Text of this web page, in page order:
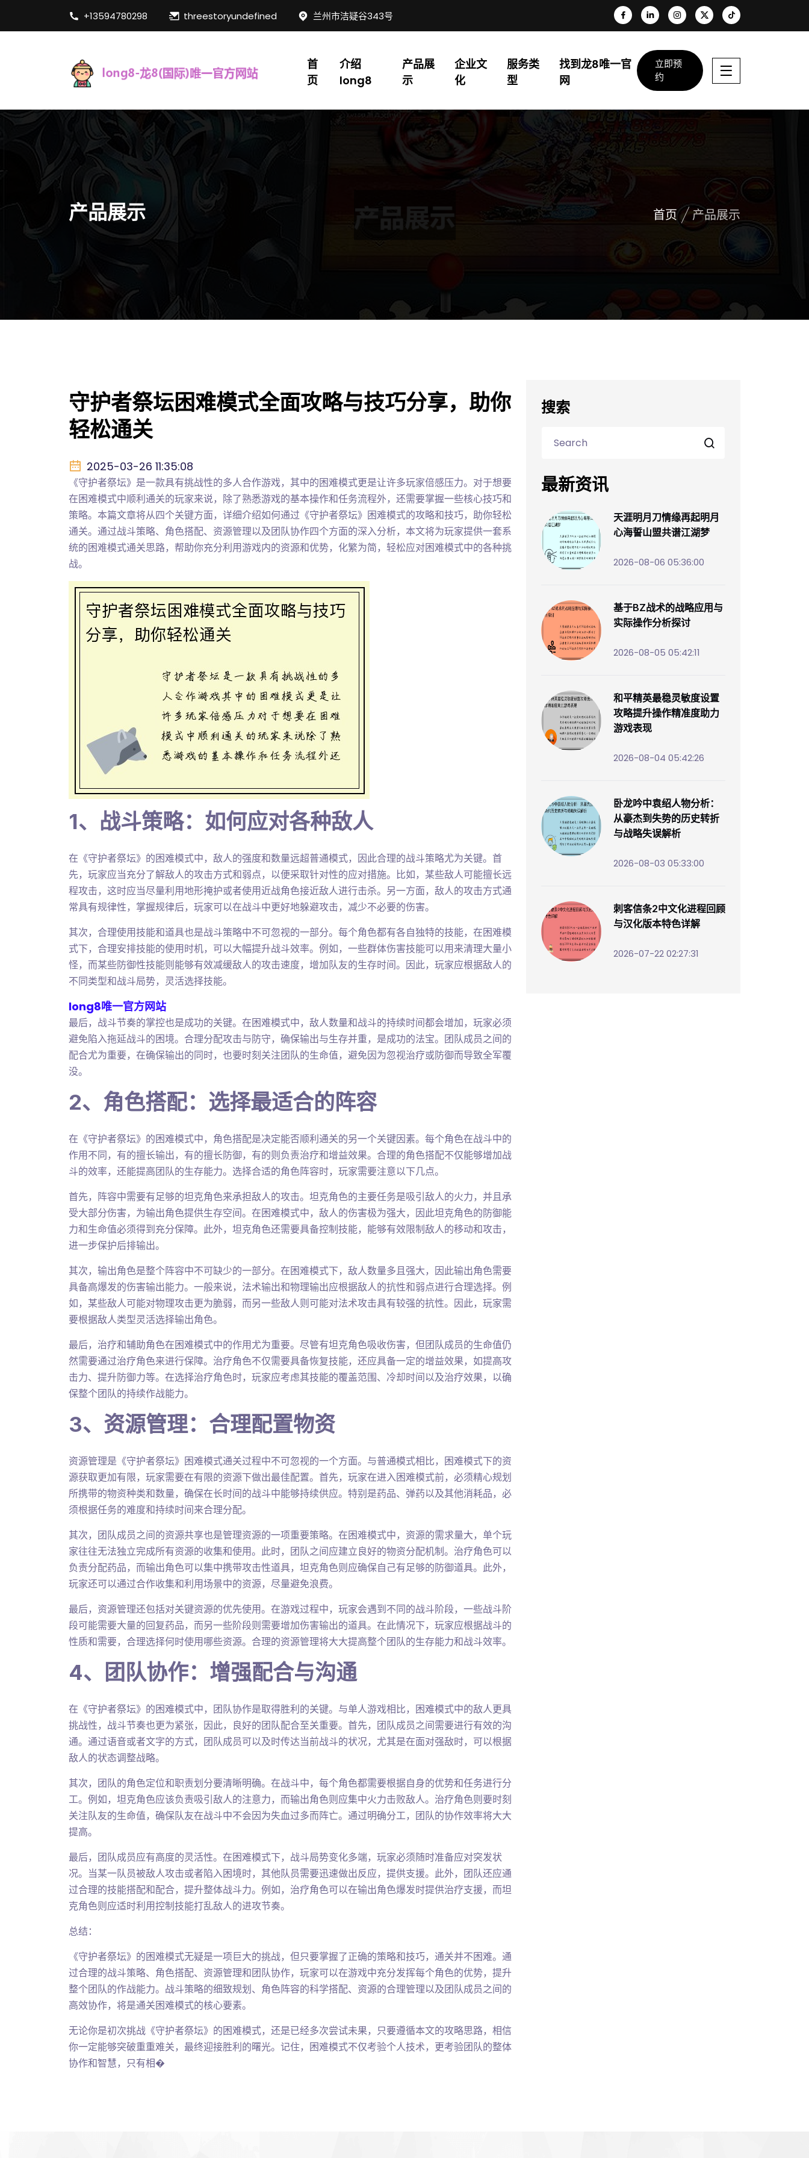
+13594780298 threestoryundefined 兰州市洁疑谷343号
首
页
介绍
long8
产品展
示
企业文
化
服务类
型
找到龙8唯一官
网
立即预
约
产品展示 首页 产品展示
守护者祭坛困难模式全面攻略与技巧分享，助你
轻松通关
2025-03-26 11:35:08
《守护者祭坛》是一款具有挑战性的多人合作游戏，其中的困难模式更是让许多玩家倍感压力。对于想要
在困难模式中顺利通关的玩家来说，除了熟悉游戏的基本操作和任务流程外，还需要掌握一些核心技巧和
策略。本篇文章将从四个关键方面，详细介绍如何通过《守护者祭坛》困难模式的攻略和技巧，助你轻松
通关。通过战斗策略、角色搭配、资源管理以及团队协作四个方面的深入分析，本文将为玩家提供一套系
统的困难模式通关思路，帮助你充分利用游戏内的资源和优势，化繁为简，轻松应对困难模式中的各种挑
战。
1、战斗策略：如何应对各种敌人
在《守护者祭坛》的困难模式中，敌人的强度和数量远超普通模式，因此合理的战斗策略尤为关键。首
先，玩家应当充分了解敌人的攻击方式和弱点，以便采取针对性的应对措施。比如，某些敌人可能擅长远
程攻击，这时应当尽量利用地形掩护或者使用近战角色接近敌人进行击杀。另一方面，敌人的攻击方式通
常具有规律性，掌握规律后，玩家可以在战斗中更好地躲避攻击，减少不必要的伤害。
其次，合理使用技能和道具也是战斗策略中不可忽视的一部分。每个角色都有各自独特的技能，在困难模
式下，合理安排技能的使用时机，可以大幅提升战斗效率。例如，一些群体伤害技能可以用来清理大量小
怪，而某些防御性技能则能够有效减缓敌人的攻击速度，增加队友的生存时间。因此，玩家应根据敌人的
不同类型和战斗局势，灵活选择技能。
long8唯一官方网站
最后，战斗节奏的掌控也是成功的关键。在困难模式中，敌人数量和战斗的持续时间都会增加，玩家必须
避免陷入拖延战斗的困境。合理分配攻击与防守，确保输出与生存并重，是成功的法宝。团队成员之间的
配合尤为重要，在确保输出的同时，也要时刻关注团队的生命值，避免因为忽视治疗或防御而导致全军覆
没。
2、角色搭配：选择最适合的阵容
在《守护者祭坛》的困难模式中，角色搭配是决定能否顺利通关的另一个关键因素。每个角色在战斗中的
作用不同，有的擅长输出，有的擅长防御，有的则负责治疗和增益效果。合理的角色搭配不仅能够增加战
斗的效率，还能提高团队的生存能力。选择合适的角色阵容时，玩家需要注意以下几点。
首先，阵容中需要有足够的坦克角色来承担敌人的攻击。坦克角色的主要任务是吸引敌人的火力，并且承
受大部分伤害，为输出角色提供生存空间。在困难模式中，敌人的伤害极为强大，因此坦克角色的防御能
力和生命值必须得到充分保障。此外，坦克角色还需要具备控制技能，能够有效限制敌人的移动和攻击，
进一步保护后排输出。
其次，输出角色是整个阵容中不可缺少的一部分。在困难模式下，敌人数量多且强大，因此输出角色需要
具备高爆发的伤害输出能力。一般来说，法术输出和物理输出应根据敌人的抗性和弱点进行合理选择。例
如，某些敌人可能对物理攻击更为脆弱，而另一些敌人则可能对法术攻击具有较强的抗性。因此，玩家需
要根据敌人类型灵活选择输出角色。
最后，治疗和辅助角色在困难模式中的作用尤为重要。尽管有坦克角色吸收伤害，但团队成员的生命值仍
然需要通过治疗角色来进行保障。治疗角色不仅需要具备恢复技能，还应具备一定的增益效果，如提高攻
击力、提升防御力等。在选择治疗角色时，玩家应考虑其技能的覆盖范围、冷却时间以及治疗效果，以确
保整个团队的持续作战能力。
3、资源管理：合理配置物资
资源管理是《守护者祭坛》困难模式通关过程中不可忽视的一个方面。与普通模式相比，困难模式下的资
源获取更加有限，玩家需要在有限的资源下做出最佳配置。首先，玩家在进入困难模式前，必须精心规划
所携带的物资种类和数量，确保在长时间的战斗中能够持续供应。特别是药品、弹药以及其他消耗品，必
须根据任务的难度和持续时间来合理分配。
其次，团队成员之间的资源共享也是管理资源的一项重要策略。在困难模式中，资源的需求量大，单个玩
家往往无法独立完成所有资源的收集和使用。此时，团队之间应建立良好的物资分配机制。治疗角色可以
负责分配药品，而输出角色可以集中携带攻击性道具，坦克角色则应确保自己有足够的防御道具。此外，
玩家还可以通过合作收集和利用场景中的资源，尽量避免浪费。
最后，资源管理还包括对关键资源的优先使用。在游戏过程中，玩家会遇到不同的战斗阶段，一些战斗阶
段可能需要大量的回复药品，而另一些阶段则需要增加伤害输出的道具。在此情况下，玩家应根据战斗的
性质和需要，合理选择何时使用哪些资源。合理的资源管理将大大提高整个团队的生存能力和战斗效率。
4、团队协作：增强配合与沟通
在《守护者祭坛》的困难模式中，团队协作是取得胜利的关键。与单人游戏相比，困难模式中的敌人更具
挑战性，战斗节奏也更为紧张，因此，良好的团队配合至关重要。首先，团队成员之间需要进行有效的沟
通。通过语音或者文字的方式，团队成员可以及时传达当前战斗的状况，尤其是在面对强敌时，可以根据
敌人的状态调整战略。
其次，团队的角色定位和职责划分要清晰明确。在战斗中，每个角色都需要根据自身的优势和任务进行分
工。例如，坦克角色应该负责吸引敌人的注意力，而输出角色则应集中火力击败敌人。治疗角色则要时刻
关注队友的生命值，确保队友在战斗中不会因为失血过多而阵亡。通过明确分工，团队的协作效率将大大
提高。
最后，团队成员应有高度的灵活性。在困难模式下，战斗局势变化多端，玩家必须随时准备应对突发状
况。当某一队员被敌人攻击或者陷入困境时，其他队员需要迅速做出反应，提供支援。此外，团队还应通
过合理的技能搭配和配合，提升整体战斗力。例如，治疗角色可以在输出角色爆发时提供治疗支援，而坦
克角色则应适时利用控制技能打乱敌人的进攻节奏。
总结：
《守护者祭坛》的困难模式无疑是一项巨大的挑战，但只要掌握了正确的策略和技巧，通关并不困难。通
过合理的战斗策略、角色搭配、资源管理和团队协作，玩家可以在游戏中充分发挥每个角色的优势，提升
整个团队的作战能力。战斗策略的细致规划、角色阵容的科学搭配、资源的合理管理以及团队成员之间的
高效协作，将是通关困难模式的核心要素。
无论你是初次挑战《守护者祭坛》的困难模式，还是已经多次尝试未果，只要遵循本文的攻略思路，相信
你一定能够突破重重难关，最终迎接胜利的曙光。记住，困难模式不仅考验个人技术，更考验团队的整体
协作和智慧，只有相�
搜索
最新资讯
天涯明月刀情缘再起明月
心海誓山盟共谱江湖梦
2026-08-06 05:36:00
基于BZ战术的战略应用与
实际操作分析探讨
2026-08-05 05:42:11
和平精英最稳灵敏度设置
攻略提升操作精准度助力
游戏表现
2026-08-04 05:42:26
卧龙吟中袁绍人物分析：
从豪杰到失势的历史转折
与战略失误解析
2026-08-03 05:33:00
刺客信条2中文化进程回顾
与汉化版本特色详解
2026-07-22 02:27:31